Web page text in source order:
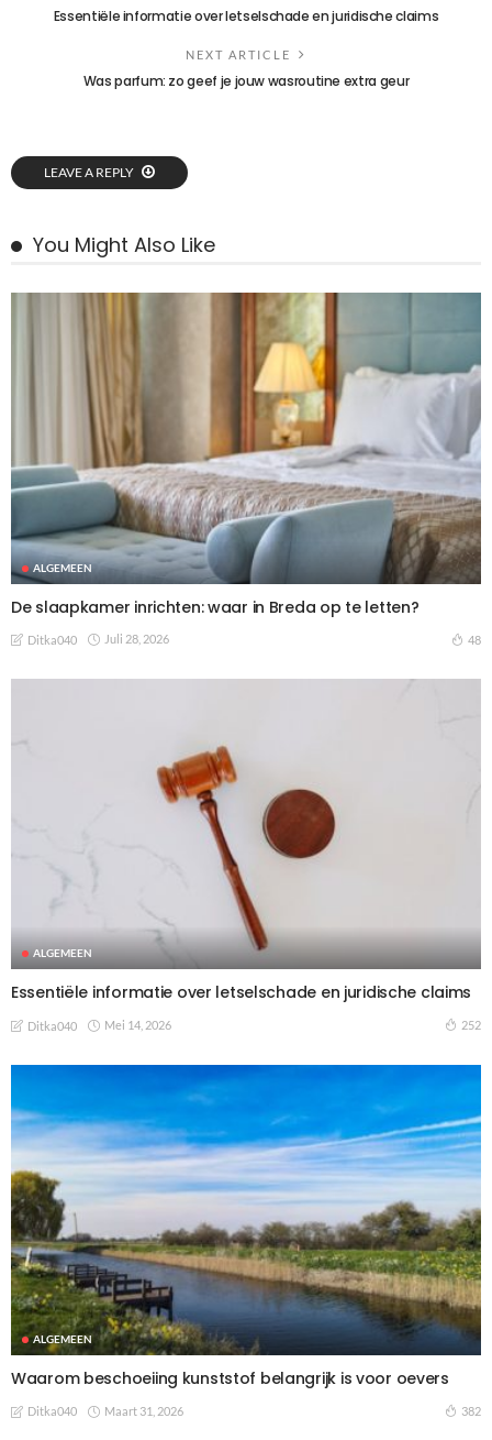
Essentiële informatie over letselschade en juridische claims
NEXT ARTICLE
Was parfum: zo geef je jouw wasroutine extra geur
LEAVE A REPLY
You Might Also Like
ALGEMEEN
De slaapkamer inrichten: waar in Breda op te letten?
Ditka040 Juli 28, 2026 48
ALGEMEEN
Essentiële informatie over letselschade en juridische claims
Ditka040 Mei 14, 2026 252
ALGEMEEN
Waarom beschoeiing kunststof belangrijk is voor oevers
Ditka040 Maart 31, 2026 382